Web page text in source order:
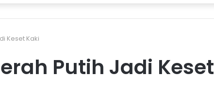
Keset Kaki
Putih Jadi Keset